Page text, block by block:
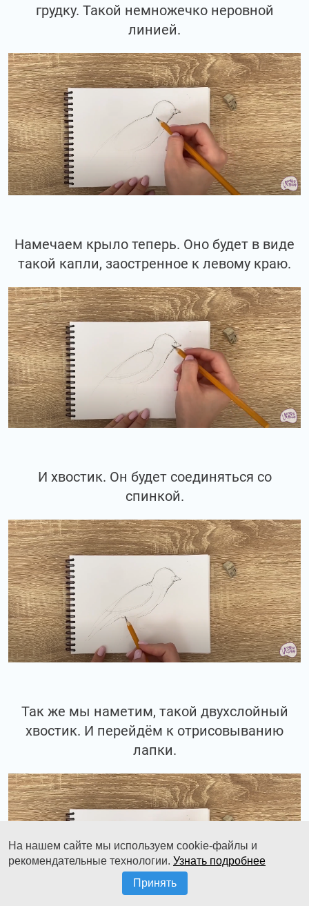
грудку. Такой немножечко неровной
линией.
Намечаем крыло теперь. Оно будет в виде
такой капли, заостренное к левому краю.
И хвостик. Он будет соединяться со
спинкой.
Так же мы наметим, такой двухслойный
хвостик. И перейдём к отрисовыванию
лапки.
На нашем сайте мы используем cookie-файлы и
рекомендательные технологии. Узнать подробнее
Принять